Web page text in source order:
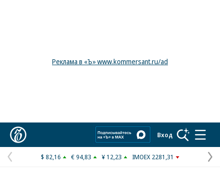
Реклама в «Ъ» www.kommersant.ru/ad
Вход
Предыдущая
$ 82,16 € 94,83 ¥ 12,23 IMOEX 2281,31